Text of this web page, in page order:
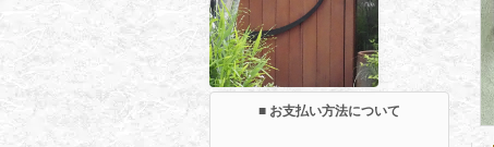
■ お支払い方法について